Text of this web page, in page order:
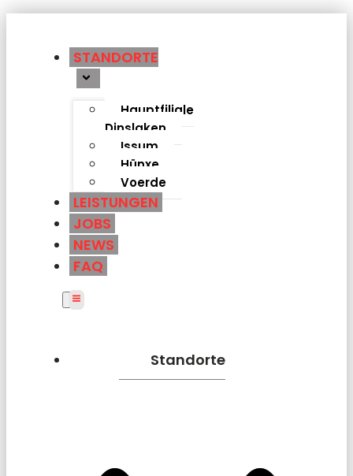
STANDORTE
Hauptfiliale
Dinslaken
Issum
Hünxe
Voerde
LEISTUNGEN
JOBS
NEWS
FAQ
Standorte